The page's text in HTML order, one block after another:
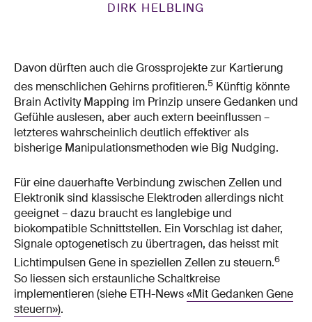
DIRK HELBLING
Davon dürften auch die Grossprojekte zur Kartierung
des menschlichen Gehirns profitieren.5 Künftig könnte
Brain Activity Mapping im Prinzip unsere Gedanken und
Gefühle auslesen, aber auch extern beeinflussen –
letzteres wahrscheinlich deutlich effektiver als
bisherige Manipulationsmethoden wie Big Nudging.
Für eine dauerhafte Verbindung zwischen Zellen und
Elektronik sind klassische Elektroden allerdings nicht
geeignet – dazu braucht es langlebige und
biokompatible Schnittstellen. Ein Vorschlag ist daher,
Signale optogenetisch zu übertragen, das heisst mit
Lichtimpulsen Gene in speziellen Zellen zu steuern.6
So liessen sich erstaunliche Schaltkreise
implementieren (siehe ETH-News«Mit Gedanken Gene
steuern»).